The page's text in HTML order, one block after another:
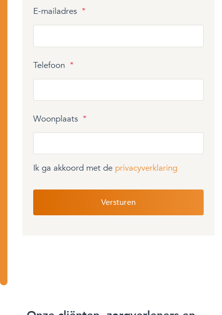
E-mailadres *
Telefoon *
Woonplaats *
Ik ga akkoord met de privacyverklaring